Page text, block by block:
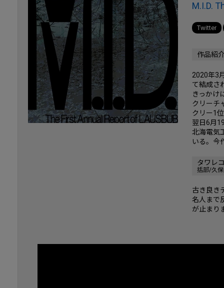
M.I.D.
Twitter
作品紹
2020年3
て結成さ
きっかけ
クリーチ
クリー1
翌日6月
北海電気
いる。今
タワレ
括部/久
古き良き
名人まで
が止まり